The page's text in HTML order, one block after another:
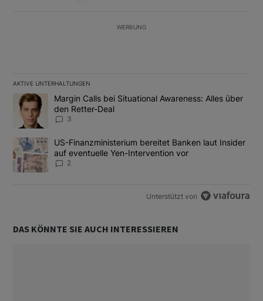
WERBUNG
AKTIVE UNTERHALTUNGEN
Das Folgende ist eine Liste der am meisten kommentierten
Ein Trendartikel mit dem Titel "Margin Calls bei Situational
Margin Calls bei Situational Awareness: Alles über
den Retter-Deal
3
Ein Trendartikel mit dem Titel "US-Finanzministerium bereitet
US-Finanzministerium bereitet Banken laut Insider
auf eventuelle Yen-Intervention vor
2
Unterstützt von
DAS KÖNNTE SIE AUCH INTERESSIEREN